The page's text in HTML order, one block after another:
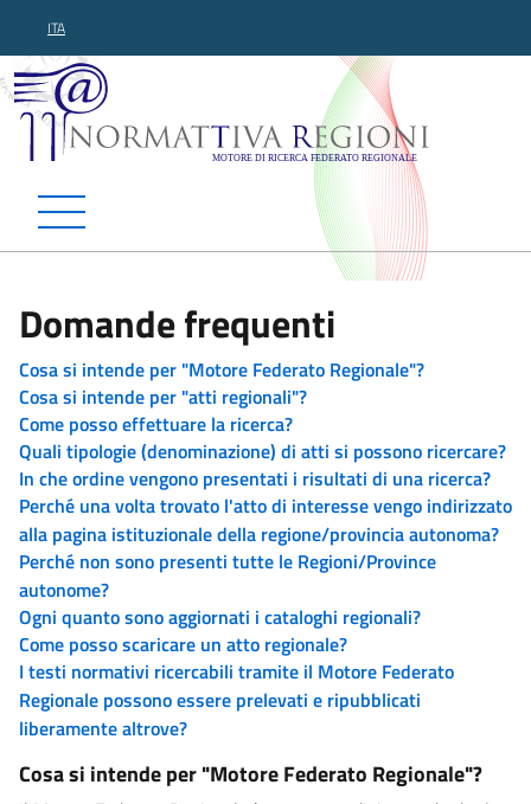
ITA
Normattiva Regioni -
Domande frequenti
Cosa si intende per "Motore Federato Regionale"?
Cosa si intende per "atti regionali"?
Come posso effettuare la ricerca?
Quali tipologie (denominazione) di atti si possono ricercare?
In che ordine vengono presentati i risultati di una ricerca?
Perché una volta trovato l'atto di interesse vengo indirizzato
alla pagina istituzionale della regione/provincia autonoma?
Perché non sono presenti tutte le Regioni/Province
autonome?
Ogni quanto sono aggiornati i cataloghi regionali?
Come posso scaricare un atto regionale?
I testi normativi ricercabili tramite il Motore Federato
Regionale possono essere prelevati e ripubblicati
liberamente altrove?
Cosa si intende per "Motore Federato Regionale"?